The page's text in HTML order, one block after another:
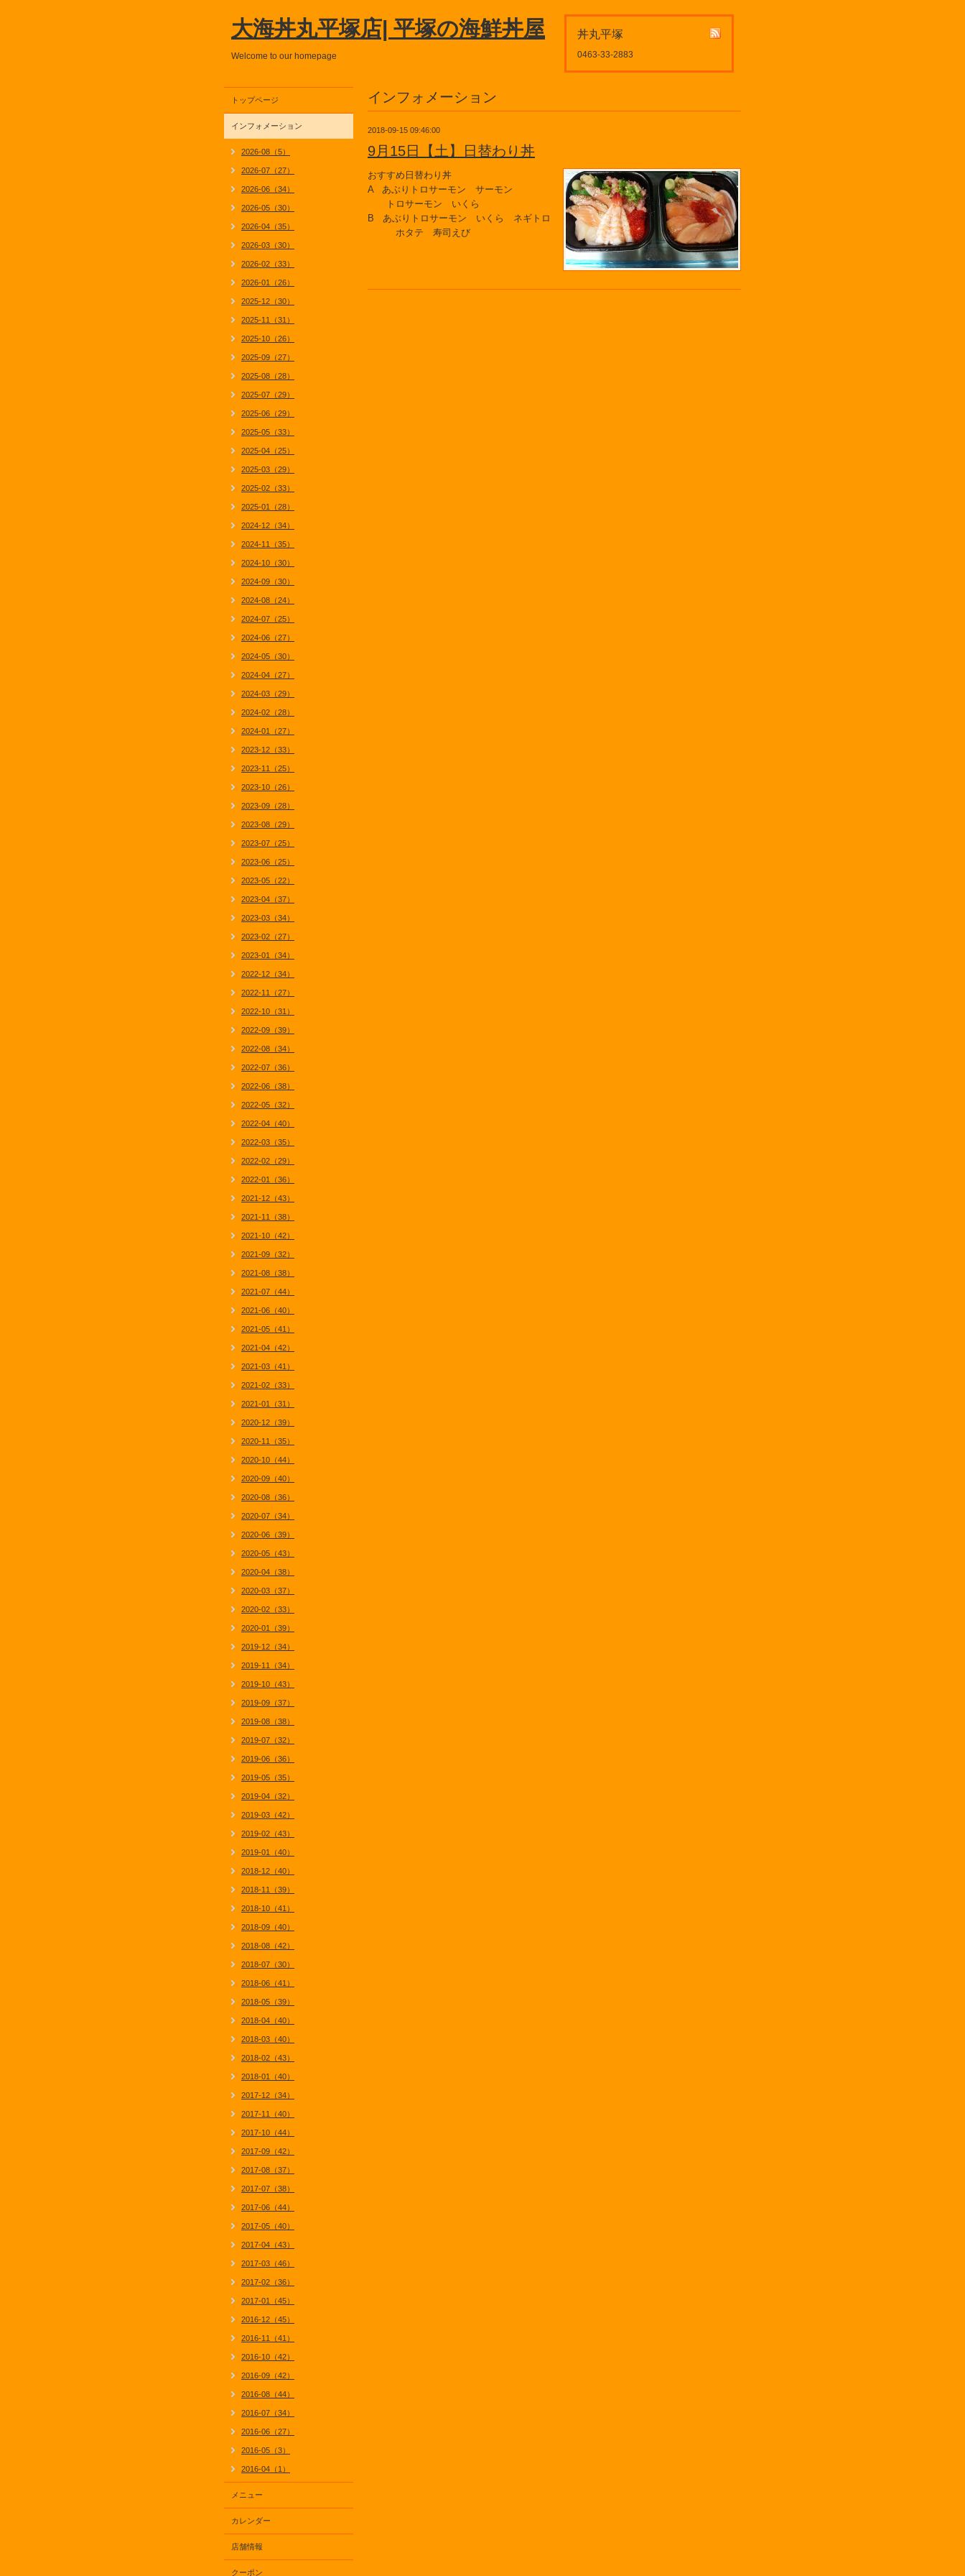
丼丸平塚
0463-33-2883
大海丼丸平塚店| 平塚の海鮮丼屋
Welcome to our homepage
インフォメーション
2018-09-15 09:46:00
9月15日【土】日替わり丼
おすすめ日替わり丼
A あぶりトロサーモン サーモン
トロサーモン いくら
B あぶりトロサーモン いくら ネギトロ
ホタテ 寿司えび
トップページ
インフォメーション
2026-08（5）
2026-07（27）
2026-06（34）
2026-05（30）
2026-04（35）
2026-03（30）
2026-02（33）
2026-01（26）
2025-12（30）
2025-11（31）
2025-10（26）
2025-09（27）
2025-08（28）
2025-07（29）
2025-06（29）
2025-05（33）
2025-04（25）
2025-03（29）
2025-02（33）
2025-01（28）
2024-12（34）
2024-11（35）
2024-10（30）
2024-09（30）
2024-08（24）
2024-07（25）
2024-06（27）
2024-05（30）
2024-04（27）
2024-03（29）
2024-02（28）
2024-01（27）
2023-12（33）
2023-11（25）
2023-10（26）
2023-09（28）
2023-08（29）
2023-07（25）
2023-06（25）
2023-05（22）
2023-04（37）
2023-03（34）
2023-02（27）
2023-01（34）
2022-12（34）
2022-11（27）
2022-10（31）
2022-09（39）
2022-08（34）
2022-07（36）
2022-06（38）
2022-05（32）
2022-04（40）
2022-03（35）
2022-02（29）
2022-01（36）
2021-12（43）
2021-11（38）
2021-10（42）
2021-09（32）
2021-08（38）
2021-07（44）
2021-06（40）
2021-05（41）
2021-04（42）
2021-03（41）
2021-02（33）
2021-01（31）
2020-12（39）
2020-11（35）
2020-10（44）
2020-09（40）
2020-08（36）
2020-07（34）
2020-06（39）
2020-05（43）
2020-04（38）
2020-03（37）
2020-02（33）
2020-01（39）
2019-12（34）
2019-11（34）
2019-10（43）
2019-09（37）
2019-08（38）
2019-07（32）
2019-06（36）
2019-05（35）
2019-04（32）
2019-03（42）
2019-02（43）
2019-01（40）
2018-12（40）
2018-11（39）
2018-10（41）
2018-09（40）
2018-08（42）
2018-07（30）
2018-06（41）
2018-05（39）
2018-04（40）
2018-03（40）
2018-02（43）
2018-01（40）
2017-12（34）
2017-11（40）
2017-10（44）
2017-09（42）
2017-08（37）
2017-07（38）
2017-06（44）
2017-05（40）
2017-04（43）
2017-03（46）
2017-02（36）
2017-01（45）
2016-12（45）
2016-11（41）
2016-10（42）
2016-09（42）
2016-08（44）
2016-07（34）
2016-06（27）
2016-05（3）
2016-04（1）
メニュー
カレンダー
店舗情報
クーポン